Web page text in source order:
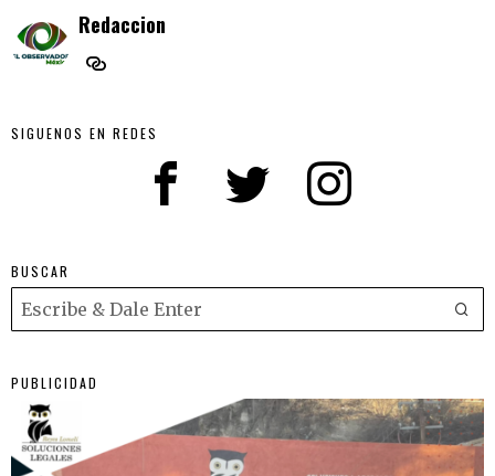
Redaccion
SIGUENOS EN REDES
BUSCAR
PUBLICIDAD